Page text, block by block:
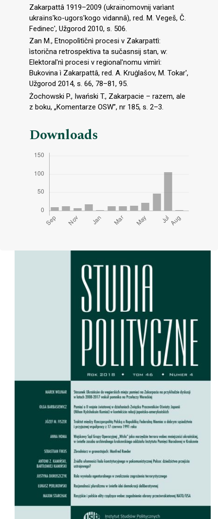
Zakarpattâ 1919–2009 (ukraїnomovnij varìant
ukraїns'ko-ugors'kogo vidannâ), red. M. Vegeš, Č.
Fedinec', Užgorod 2010, s. 506.
Zаn M., Etnopolìtìčnì procesi v Zakarpattì:
ìstorična retrospektiva ta sučasnsij stan, w:
Еlektoral'nì procesi v regional'nomu vimìrì:
Bukovina ì Zakarpattâ, red. А. Kruġlašov, M. Тоkar',
Užgorod 2014, s. 66, 78–81, 95.
Żochowski P., Iwański T., Zakarpacie – razem, ale
z boku, „Komentarze OSW”, nr 185, s. 2–3.
Downloads
Cover image